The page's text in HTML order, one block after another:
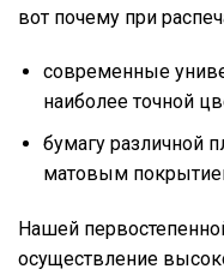
вот почему при
современные
наиболее точной
бумагу различной
матовым
Нашей
осуществление